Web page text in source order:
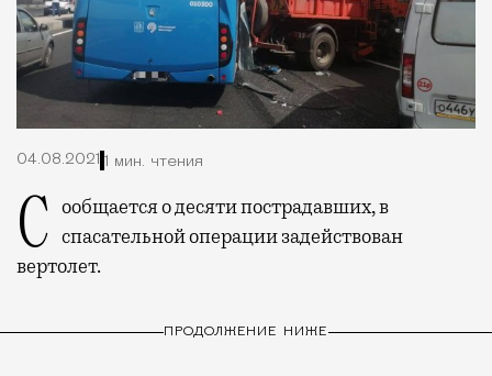
04.08.2021 1 мин. чтения
Сообщается о десяти пострадавших, в спасательной операции задействован
вертолет.
ПРОДОЛЖЕНИЕ НИЖЕ